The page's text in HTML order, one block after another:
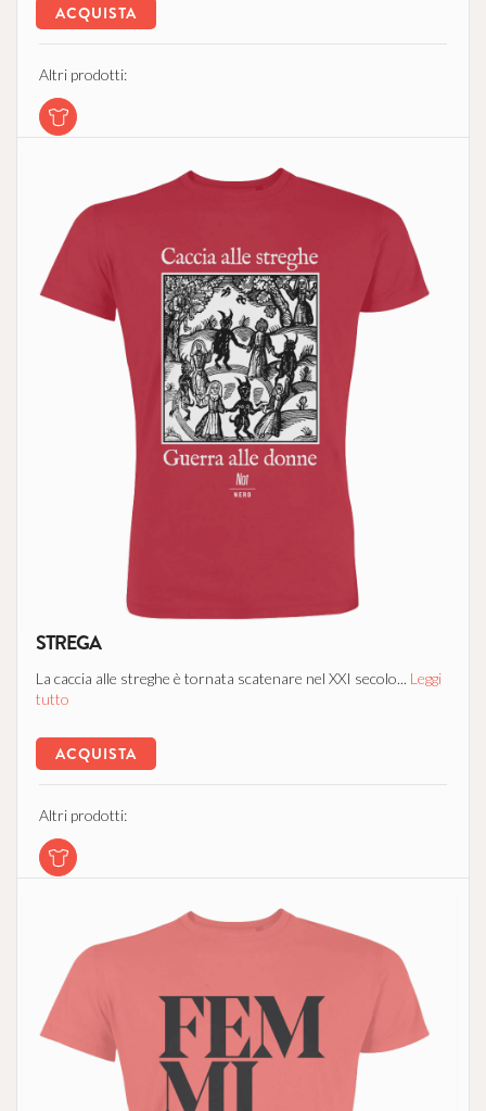
ACQUISTA
Altri prodotti:
STREGA
La caccia alle streghe è tornata scatenare nel XXI secolo... Leggi
tutto
ACQUISTA
Altri prodotti: